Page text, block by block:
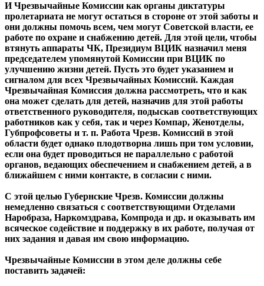
И Чрезвычайные Комиссии как органы диктатуры
пролетариата не могут остаться в стороне от этой заботы и
они должны помочь всем, чем могут Советской власти, ее
работе по охране и снабжению детей. Для этой цели, чтобы
втянуть аппараты ЧК, Президиум ВЦИК назначил меня
председателем упомянутой Комиссии при ВЦИК по
улучшению жизни детей. Пусть это будет указанием и
сигналом для всех Чрезвычайных Комиссий. Каждая
Чрезвычайная Комиссия должна рассмотреть, что и как
она может сделать для детей, назначив для этой работы
ответственного руководителя, подыскав соответствующих
работников как у себя, так и через Компар, Женотделы,
Губпрофсоветы и т. п. Работа Чрезв. Комиссий в этой
области будет однако плодотворна лишь при том условии,
если она будет проводиться не параллельно с работой
органов, ведающих обеспечением и снабжением детей, а в
ближайшем с ними контакте, в согласии с ними.
С этой целью Губернские Чрезв. Комиссии должны
немедленно связаться с соответствующими Отделами
Наробраза, Наркомздрава, Компрода и др. и оказывать им
всяческое содействие и поддержку в их работе, получая от
них задания и давая им свою информацию.
Чрезвычайные Комиссии в этом деле должны себе
поставить задачей: